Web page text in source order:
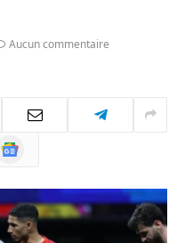
Aucun commentaire
Google
News